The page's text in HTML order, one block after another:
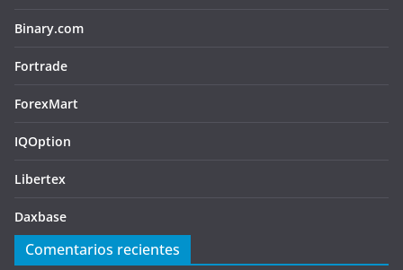
Binary.com
Fortrade
ForexMart
IQOption
Libertex
Daxbase
Comentarios recientes